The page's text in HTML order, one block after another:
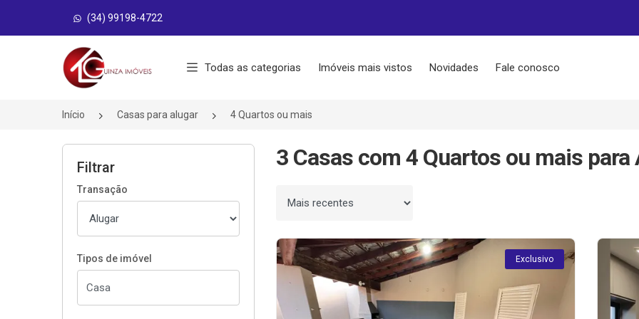
(34) 99198-4722
Página inicial
Todas as categorias Imóveis mais vistos Novidades Fale conosco
Início Casas para alugar 4 Quartos ou mais
Filtrar
Transação
Tipos de imóvel
3 Casas com 4 Quartos ou mais para
Ordenar por
Exclusivo